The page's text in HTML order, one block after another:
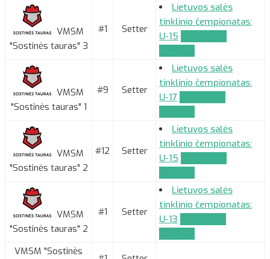
VMSM
"Sostinės tauras" 3
#1 Setter
Lietuvos salės
tinklinio čempionatas:
U-15
VMSM
"Sostinės tauras" 1
#9 Setter
Lietuvos salės
tinklinio čempionatas:
U-17
VMSM
"Sostinės tauras" 2
#12 Setter
Lietuvos salės
tinklinio čempionatas:
U-15
VMSM
"Sostinės tauras" 2
#1 Setter
Lietuvos salės
tinklinio čempionatas:
U-13
VMSM "Sostinės